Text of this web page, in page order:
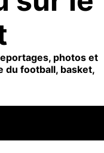
photos et
du football, basket,